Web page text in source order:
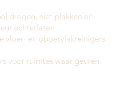
drogen, niet plakken en
achterlaten
vloer- en oppervlakreinigers
voor ruimtes waar geuren